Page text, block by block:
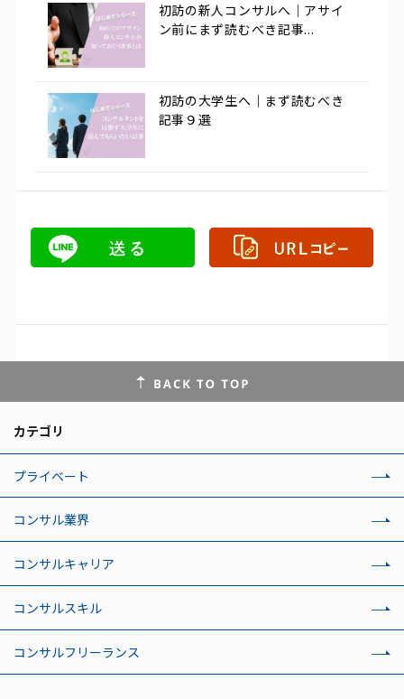
初訪の新人コンサルへ｜アサイ
ン前にまず読むべき記事...
初訪の大学生へ｜まず読むべき
記事９選
カテゴリ
プライベート
コンサル業界
コンサルキャリア
コンサルスキル
コンサルフリーランス